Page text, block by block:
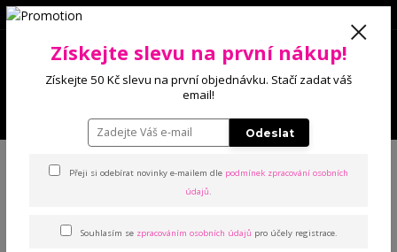
0 Kč
mnoho vzorů
Naomi kalhotky pro baculky -
Získejte slevu na první nákup!
Získejte 50 Kč slevu na první objednávku. Stačí zadat váš
email!
Odeslat
Přeji si odebírat novinky e-mailem dle podmínek zpracování osobních
údajů.
Souhlasím se zpracováním osobních údajů pro účely registrace.